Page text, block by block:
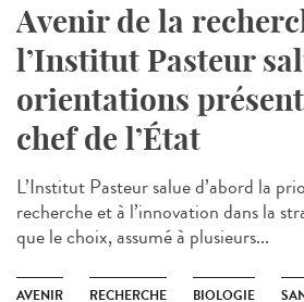
Avenir de la
l’Institut Pasteur
orientations
chef de l’État
L’Institut Pasteur salue d’abord la
recherche et à l’innovation dans la
que le choix, assumé à plusieurs...
AVENIR RECHERCHE BIOLOGIE